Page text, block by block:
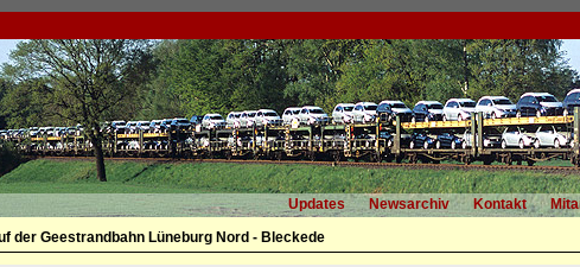
Updates Newsarchiv Kontakt
der Geestrandbahn Lüneburg Nord - Bleckede